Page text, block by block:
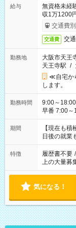
給与
無資格未
収1万1200
交通費
交通費 交
勤務地
大阪市天王
天王寺駅 /
≪自宅か
します。
勤務時間
9:00～18:00（休憩60分） ■
早番 7:00～16:00
い」 「余裕
たくない」 な
の方へ 今
の勤務時間
期間
【現在も
日後の就業
特徴 履歴書不要 /
上の大量募
気になる！